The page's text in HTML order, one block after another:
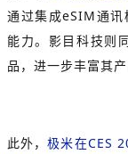
通过集成eSIM通讯
能力。影目科技则
品，进一步丰富其产
此外，极米在CES